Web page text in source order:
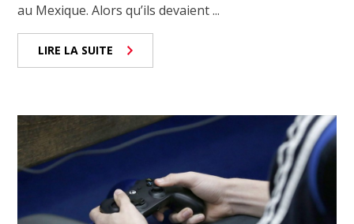
au Mexique. Alors qu’ils devaient ...
LIRE LA SUITE